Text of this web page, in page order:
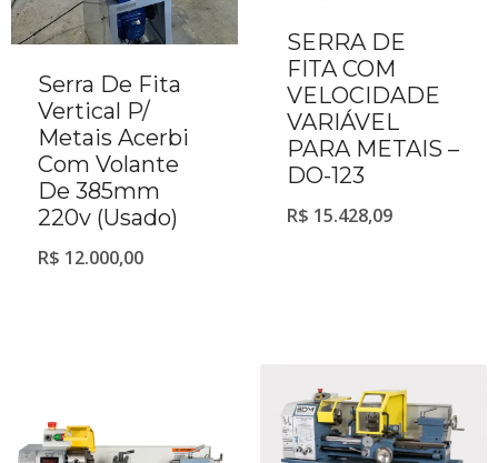
Serra De Fita
Vertical P/
Metais Acerbi
Com Volante
De 385mm
220v (Usado)
R$ 12.000,00
SERRA DE
FITA COM
VELOCIDADE
VARIÁVEL
PARA METAIS –
DO-123
R$ 15.428,09